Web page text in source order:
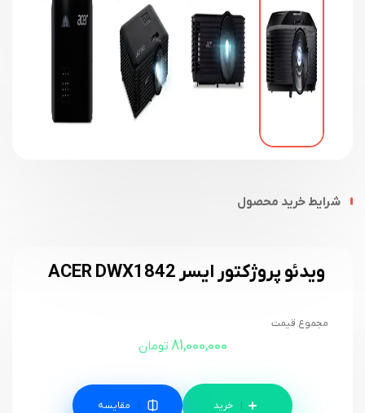
شرایط خرید محصول
ویدئو پروژکتور ایسر ACER DWX1842
مجموع قیمت
81,000,000 تومان
مقایسه